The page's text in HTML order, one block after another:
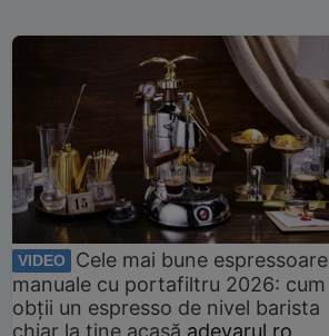
VIDEO
Cele mai bune espressoare
manuale cu portafiltru 2026: cum
obții un espresso de nivel barista
chiar la tine acasă adevarul.ro